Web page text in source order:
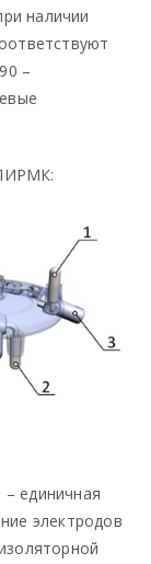
наличии
–
единичная
электродов